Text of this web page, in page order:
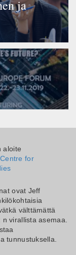
ja
aloite
for
ovat Jeff
välttämättä
n virallista asemaa.
tunnustuksella.